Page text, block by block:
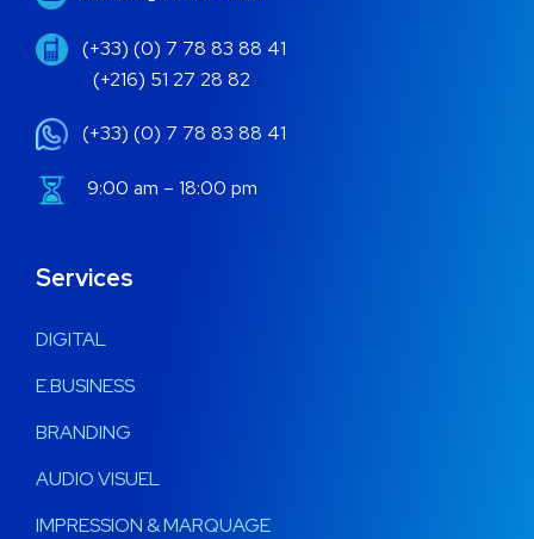
(+33) (0) 7 78 83 88 41
(+216) 51 27 28 82
(+33) (0) 7 78 83 88 41
9:00 am – 18:00 pm
Services
DIGITAL
E.BUSINESS
BRANDING
AUDIO VISUEL
IMPRESSION & MARQUAGE